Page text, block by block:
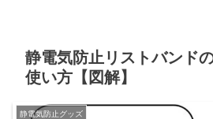
静電気防止リストバンド
使い方【図解】
静電気防止グッズ